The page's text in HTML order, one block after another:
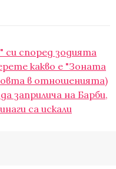
си според зодията
какво е "Зоната
в отношенията)
заприлича на Барби,
са искали